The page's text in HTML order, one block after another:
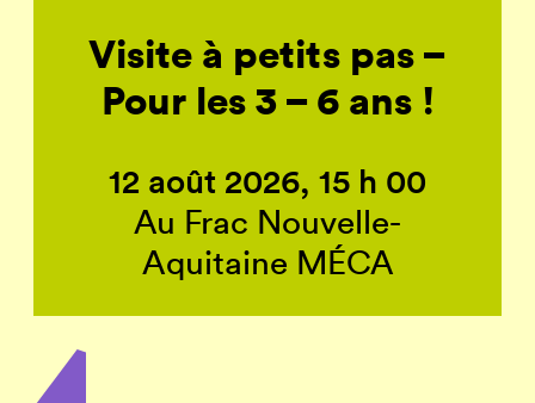
Visite à petits pas –
Pour les 3 – 6 ans !
12 août 2026, 15 h 00
Au Frac Nouvelle-
Aquitaine MÉCA